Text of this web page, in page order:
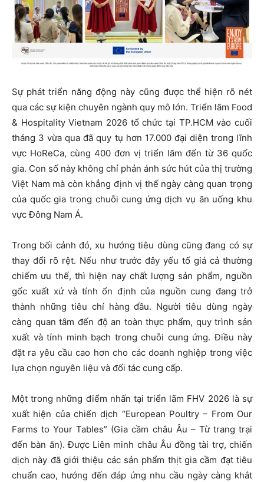
Sự phát triển năng động này cũng được thể hiện rõ nét
qua các sự kiện chuyên ngành quy mô lớn. Triển lãm Food
& Hospitality Vietnam 2026 tổ chức tại TP.HCM vào cuối
tháng 3 vừa qua đã quy tụ hơn 17.000 đại diện trong lĩnh
vực HoReCa, cùng 400 đơn vị triển lãm đến từ 36 quốc
gia. Con số này không chỉ phản ánh sức hút của thị trường
Việt Nam mà còn khẳng định vị thế ngày càng quan trọng
của quốc gia trong chuỗi cung ứng dịch vụ ăn uống khu
vực Đông Nam Á.
Trong bối cảnh đó, xu hướng tiêu dùng cũng đang có sự
thay đổi rõ rệt. Nếu như trước đây yếu tố giá cả thường
chiếm ưu thế, thì hiện nay chất lượng sản phẩm, nguồn
gốc xuất xứ và tính ổn định của nguồn cung đang trở
thành những tiêu chí hàng đầu. Người tiêu dùng ngày
càng quan tâm đến độ an toàn thực phẩm, quy trình sản
xuất và tính minh bạch trong chuỗi cung ứng. Điều này
đặt ra yêu cầu cao hơn cho các doanh nghiệp trong việc
lựa chọn nguyên liệu và đối tác cung cấp.
Một trong những điểm nhấn tại triển lãm FHV 2026 là sự
xuất hiện của chiến dịch “European Poultry – From Our
Farms to Your Tables” (Gia cầm châu Âu – Từ trang trại
đến bàn ăn). Được Liên minh châu Âu đồng tài trợ, chiến
dịch này đã giới thiệu các sản phẩm thịt gia cầm đạt tiêu
chuẩn cao, hướng đến đáp ứng nhu cầu ngày càng khắt